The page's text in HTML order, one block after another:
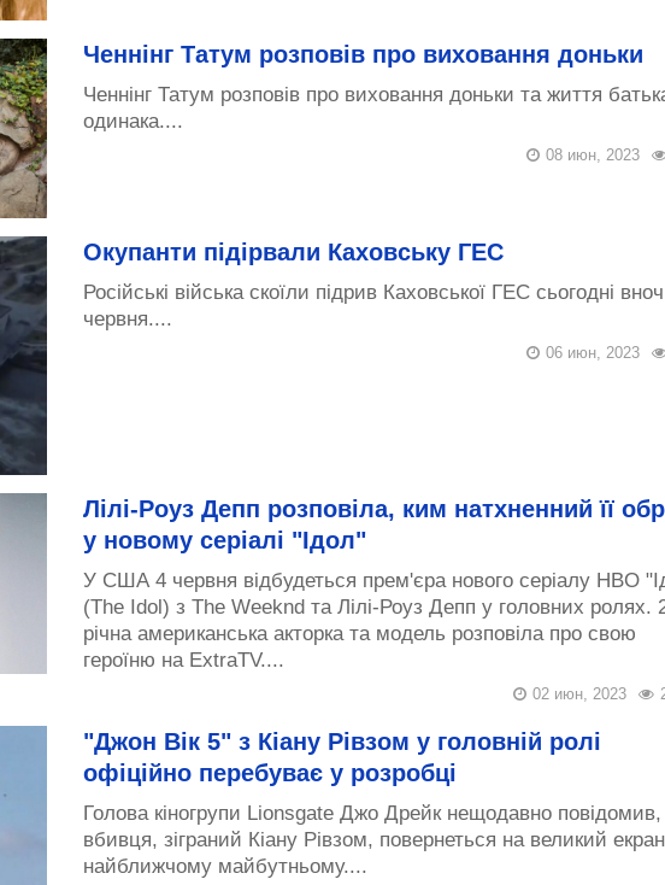
Ченнінг Татум розповів про виховання доньки
Ченнінг Татум розповів про виховання доньки та життя
одинака....
08 июн, 2023
Окупанти підірвали Каховську ГЕС
Російські війська скоїли підрив Каховської ГЕС сьогодні
червня....
06 июн, 2023
Лілі-Роуз Депп розповіла, ким натхненний її
у новому серіалі "Ідол"
У США 4 червня відбудеться прем'єра нового серіалу HBO
(The Idol) з The Weeknd та Лілі-Роуз Депп у головних ролях.
річна американська акторка та модель розповіла про свою
героїню на ExtraTV....
02 июн, 2023
"Джон Вік 5" з Кіану Рівзом у головній ролі
офіційно перебуває у розробці
Голова кіногрупи Lionsgate Джо Дрейк нещодавно
вбивця, зіграний Кіану Рівзом, повернеться на великий
найближчому майбутньому....